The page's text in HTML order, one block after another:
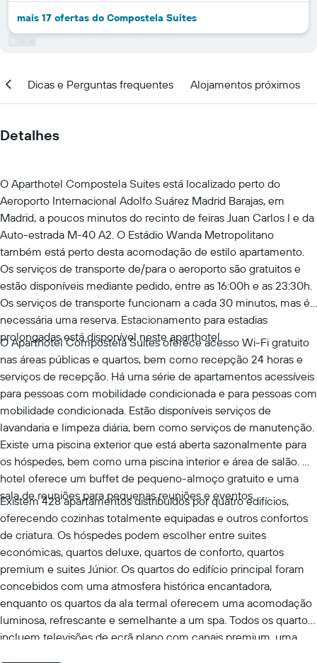
mais 17 ofertas do Compostela Suites
Dicas e Perguntas frequentes Alojamentos próximos
Detalhes
O Aparthotel Compostela Suites está localizado perto do
Aeroporto Internacional Adolfo Suárez Madrid Barajas, em
Madrid, a poucos minutos do recinto de feiras Juan Carlos I e da
Auto-estrada M-40 A2. O Estádio Wanda Metropolitano
também está perto desta acomodação de estilo apartamento.
Os serviços de transporte de/para o aeroporto são gratuitos e
estão disponíveis mediante pedido, entre as 16:00h e as 23:30h.
Os serviços de transporte funcionam a cada 30 minutos, mas é
necessária uma reserva. Estacionamento para estadias
prolongadas está disponível neste aparthotel.
O Aparthotel Compostela Suites oferece acesso Wi-Fi gratuito
nas áreas públicas e quartos, bem como recepção 24 horas e
serviços de recepção. Há uma série de apartamentos acessíveis
para pessoas com mobilidade condicionada e para pessoas com
mobilidade condicionada. Estão disponíveis serviços de
lavandaria e limpeza diária, bem como serviços de manutenção.
Existe uma piscina exterior que está aberta sazonalmente para
os hóspedes, bem como uma piscina interior e área de salão. O
hotel oferece um buffet de pequeno-almoço gratuito e uma
sala de reuniões para pequenas reuniões e eventos.
Existem 428 apartamentos distribuídos por quatro edifícios,
oferecendo cozinhas totalmente equipadas e outros confortos
de criatura. Os hóspedes podem escolher entre suites
económicas, quartos deluxe, quartos de conforto, quartos
premium e suites Júnior. Os quartos do edifício principal foram
concebidos com uma atmosfera histórica encantadora,
enquanto os quartos da ala termal oferecem uma acomodação
luminosa, refrescante e semelhante a um spa. Todos os quartos
incluem televisões de ecrã plano com canais premium, uma